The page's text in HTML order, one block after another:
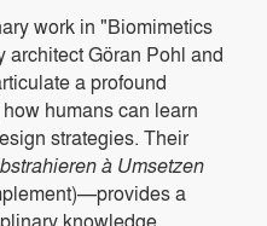
work in "Biomimetics
architect Göran Pohl and
a profound
humans can learn
strategies. Their
à Umsetzen
a